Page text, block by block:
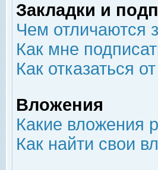
Закладки и
Чем отличаются
Как мне
Как отказаться
Вложения
Какие вложения
Как найти свои